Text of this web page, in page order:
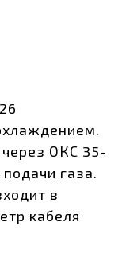
ОКС 35-
газа.
в
кабеля